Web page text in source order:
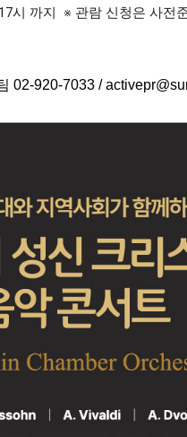
시 까지 ※ 관람 신청은 사전
02-920-7033 /